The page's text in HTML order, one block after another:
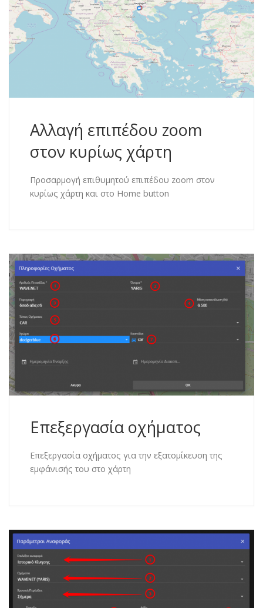
Αλλαγή επιπέδου zoom
στον κυρίως χάρτη
Προσαρμογή επιθυμητού επιπέδου zoom στον
κυρίως χάρτη και στο Home button
Επεξεργασία οχήματος
Επεξεργασία οχήματος για την εξατομίκευση της
εμφάνισής του στο χάρτη